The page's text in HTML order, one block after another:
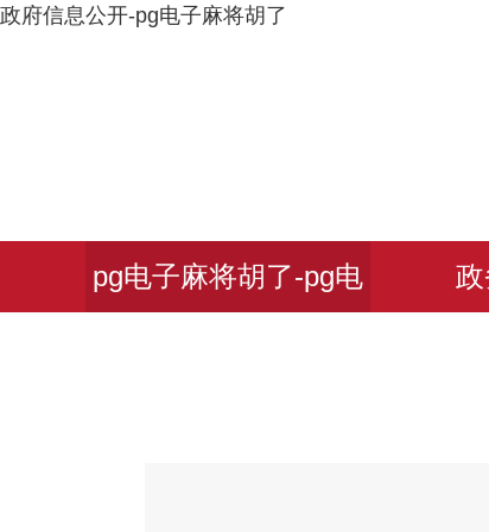
政府信息公开-pg电子麻将胡了
pg电子麻将胡了-pg电